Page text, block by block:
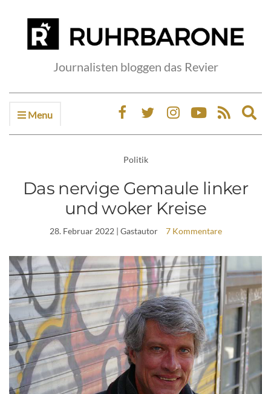
Journalisten bloggen das Revier
Menu
Politik
Das nervige Gemaule linker
und woker Kreise
28. Februar 2022| Gastautor 7 Kommentare